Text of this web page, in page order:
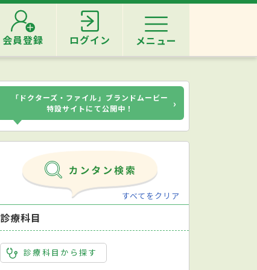
会員登録 ログイン メニュー
「ドクターズ・ファイル」ブランドムービー
特設サイトにて公開中！
›
すべてをクリア
診療科目
診療科目から探す